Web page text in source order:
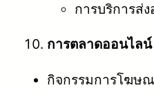
การบริการส่
การตลาดออนไล
กิจกรรมการโฆษ